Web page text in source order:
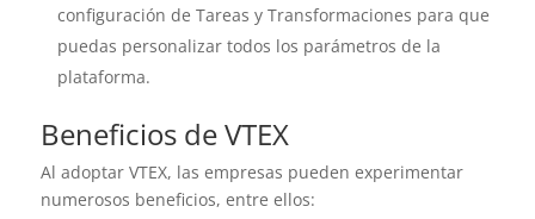
configuración de Tareas y Transformaciones para que
puedas personalizar todos los parámetros de la
plataforma.
Beneficios de VTEX
Al adoptar VTEX, las empresas pueden experimentar
numerosos beneficios, entre ellos: